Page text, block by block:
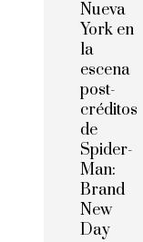
Nueva
York en
la
escena
post-
créditos
de
Spider-
Man:
Brand
New
Day